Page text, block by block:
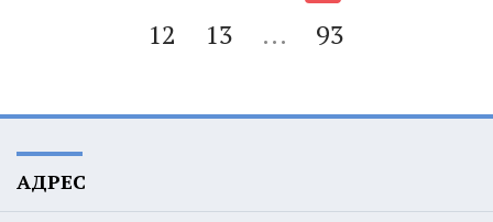
12
13 ... 93
АДРЕС